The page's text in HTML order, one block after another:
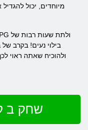
מיוחדים, יכול
בילוי נעים! בקרב
שחק ב